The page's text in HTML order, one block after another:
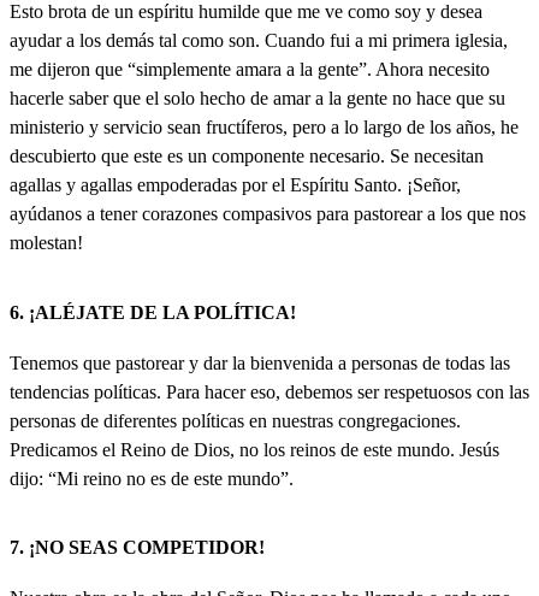
Esto brota de un espíritu humilde que me ve como soy y desea
ayudar a los demás tal como son. Cuando fui a mi primera iglesia,
me dijeron que “simplemente amara a la gente”. Ahora necesito
hacerle saber que el solo hecho de amar a la gente no hace que su
ministerio y servicio sean fructíferos, pero a lo largo de los años, he
descubierto que este es un componente necesario. Se necesitan
agallas y agallas empoderadas por el Espíritu Santo. ¡Señor,
ayúdanos a tener corazones compasivos para pastorear a los que nos
molestan!
6. ¡ALÉJATE DE LA POLÍTICA!
Tenemos que pastorear y dar la bienvenida a personas de todas las
tendencias políticas. Para hacer eso, debemos ser respetuosos con las
personas de diferentes políticas en nuestras congregaciones.
Predicamos el Reino de Dios, no los reinos de este mundo. Jesús
dijo: “Mi reino no es de este mundo”.
7. ¡NO SEAS COMPETIDOR!